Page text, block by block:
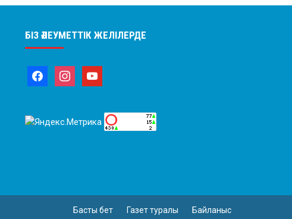
БІЗ ӘЛЕУМЕТТІК ЖЕЛІЛЕРДЕ
Басты бет Газет туралы Байланыс